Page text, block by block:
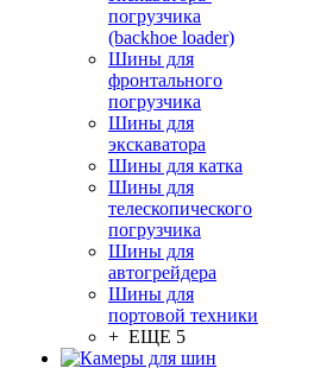
погрузчика
(backhoe loader)
Шины для
фронтального
погрузчика
Шины для
экскаватора
Шины для катка
Шины для
телескопического
погрузчика
Шины для
автогрейдера
Шины для
портовой техники
+ ЕЩЕ 5